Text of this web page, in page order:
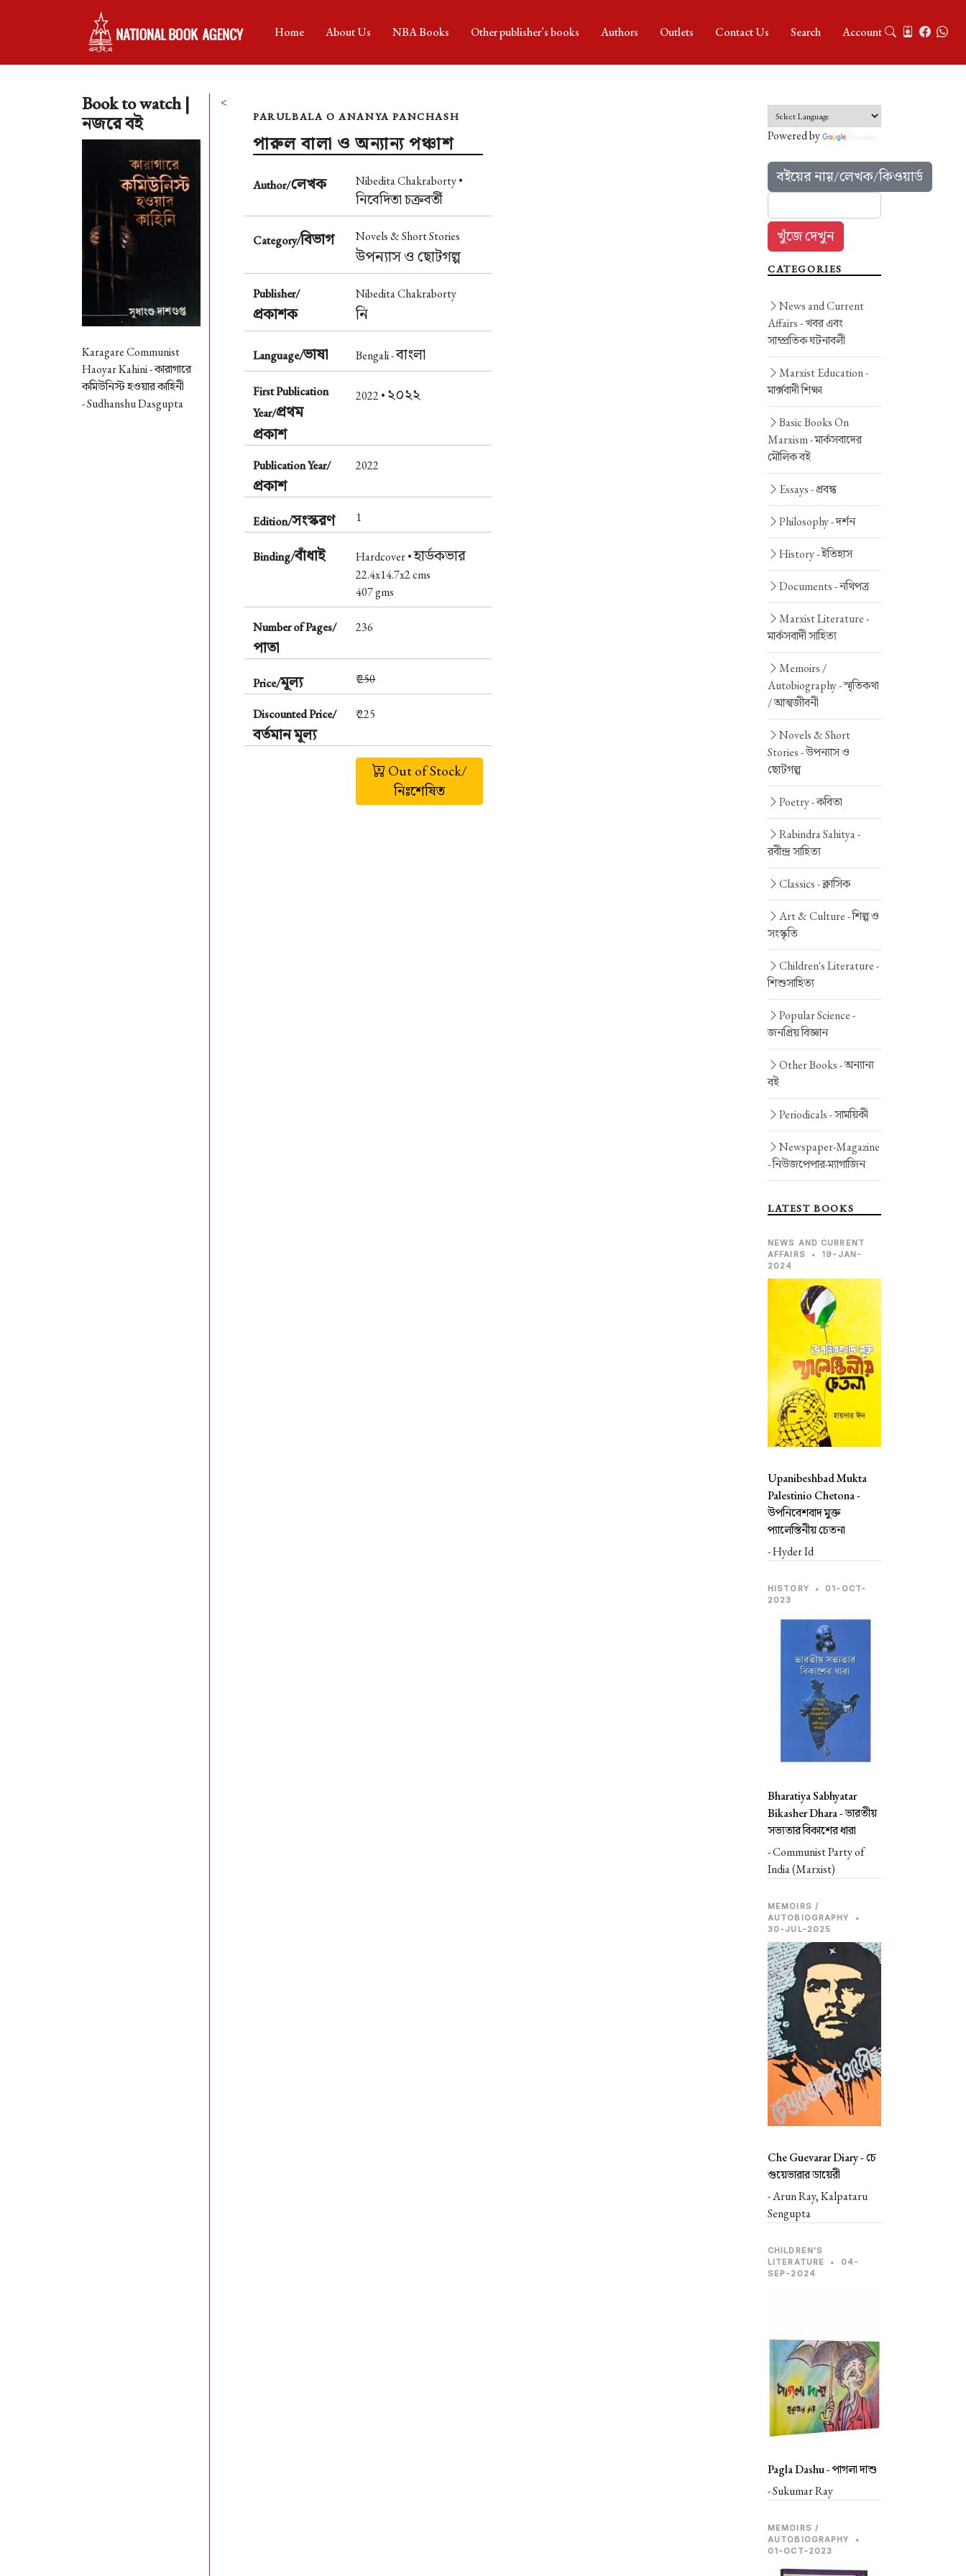
Home About Us NBA Books Other publisher’s books Authors Outlets Contact Us Search Account
Book to watch |
নজরে বই
Karagare Communist
Haoyar Kahini -কারাগারে
কমিউনিস্ট হওয়ার কাহিনী
- Sudhanshu Dasgupta
<
PARULBALA O ANANYA PANCHASH
পারুল বালা ও অন্যান্য পঞ্চাশ
Author/লেখক Nibedita Chakraborty •
নিবেদিতা চক্রবর্তী
Category/বিভাগ Novels & Short Stories
উপন্যাস ও ছোটগল্প
Publisher/
প্রকাশক
Nibedita Chakraborty
নি
Language/ভাষা Bengali -বাংলা
First Publication
Year/প্রথম
প্রকাশ
2022 • ২০২২
Publication Year/
প্রকাশ
2022
Edition/সংস্করণ 1
Binding/বাঁধাই Hardcover •হার্ডকভার
22.4x14.7x2 cms
407 gms
Number of Pages/
পাতা
236
Price/মূল্য ₹250
Discounted Price/
বর্তমান মূল্য
₹ 225
Out of Stock/
নিঃশেষিত
Powered by Translate
বইয়ের নাম়/লেখক/কিওয়ার্ড
CATEGORIES
News and Current
Affairs -খবর এবং
সাম্প্রতিক ঘটনাবলী
Marxist Education -
মার্ক্সবাদী শিক্ষা
Basic Books On
Marxism -মার্কসবাদের
মৌলিক বই
Essays -প্রবন্ধ
Philosophy -দর্শন
History -ইতিহাস
Documents -নথিপত্র
Marxist Literature -
মার্কসবাদী সাহিত্য
Memoirs /
Autobiography -স্মৃতিকথা
/ আত্মজীবনী
Novels & Short
Stories -উপন্যাস ও
ছোটগল্প
Poetry -কবিতা
Rabindra Sahitya -
রবীন্দ্র সাহিত্য
Classics -ক্লাসিক
Art & Culture -শিল্প ও
সংস্কৃতি
Children's Literature -
শিশুসাহিত্য
Popular Science -
জনপ্রিয় বিজ্ঞান
Other Books -অন্যান্য
বই
Periodicals -সাময়িকী
Newspaper-Magazine
-নিউজপেপার-ম্যাগাজিন
LATEST BOOKS
NEWS AND CURRENT
AFFAIRS
•
19-JAN-
2024
Upanibeshbad Mukta
Palestinio Chetona -
উপনিবেশবাদ মুক্ত
প্যালেস্তিনীয় চেতনা
- Hyder Id
HISTORY •
01-OCT-
2023
Bharatiya Sabhyatar
Bikasher Dhara -ভারতীয়
সভ্যতার বিকাশের ধারা
- Communist Party of
India (Marxist)
MEMOIRS /
AUTOBIOGRAPHY
•
30-JUL-2025
Che Guevarar Diary -চে
গুয়েভারার ডায়েরী
- Arun Ray, Kalpataru
Sengupta
CHILDREN'S
LITERATURE
•
04-
SEP-2024
Pagla Dashu -পাগলা দাশু
- Sukumar Ray
MEMOIRS /
AUTOBIOGRAPHY
•
01-OCT-2023